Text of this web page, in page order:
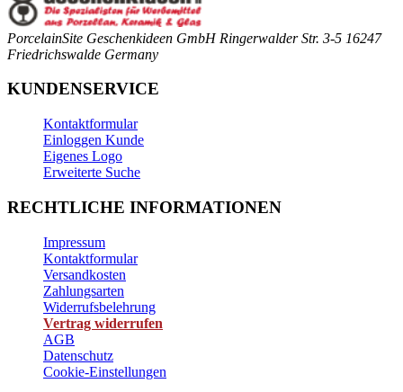
PorcelainSite Geschenkideen GmbH Ringerwalder Str. 3-5 16247
Friedrichswalde Germany
KUNDENSERVICE
Kontaktformular
Einloggen Kunde
Eigenes Logo
Erweiterte Suche
RECHTLICHE INFORMATIONEN
Impressum
Kontaktformular
Versandkosten
Zahlungsarten
Widerrufsbelehrung
Vertrag widerrufen
AGB
Datenschutz
Cookie-Einstellungen